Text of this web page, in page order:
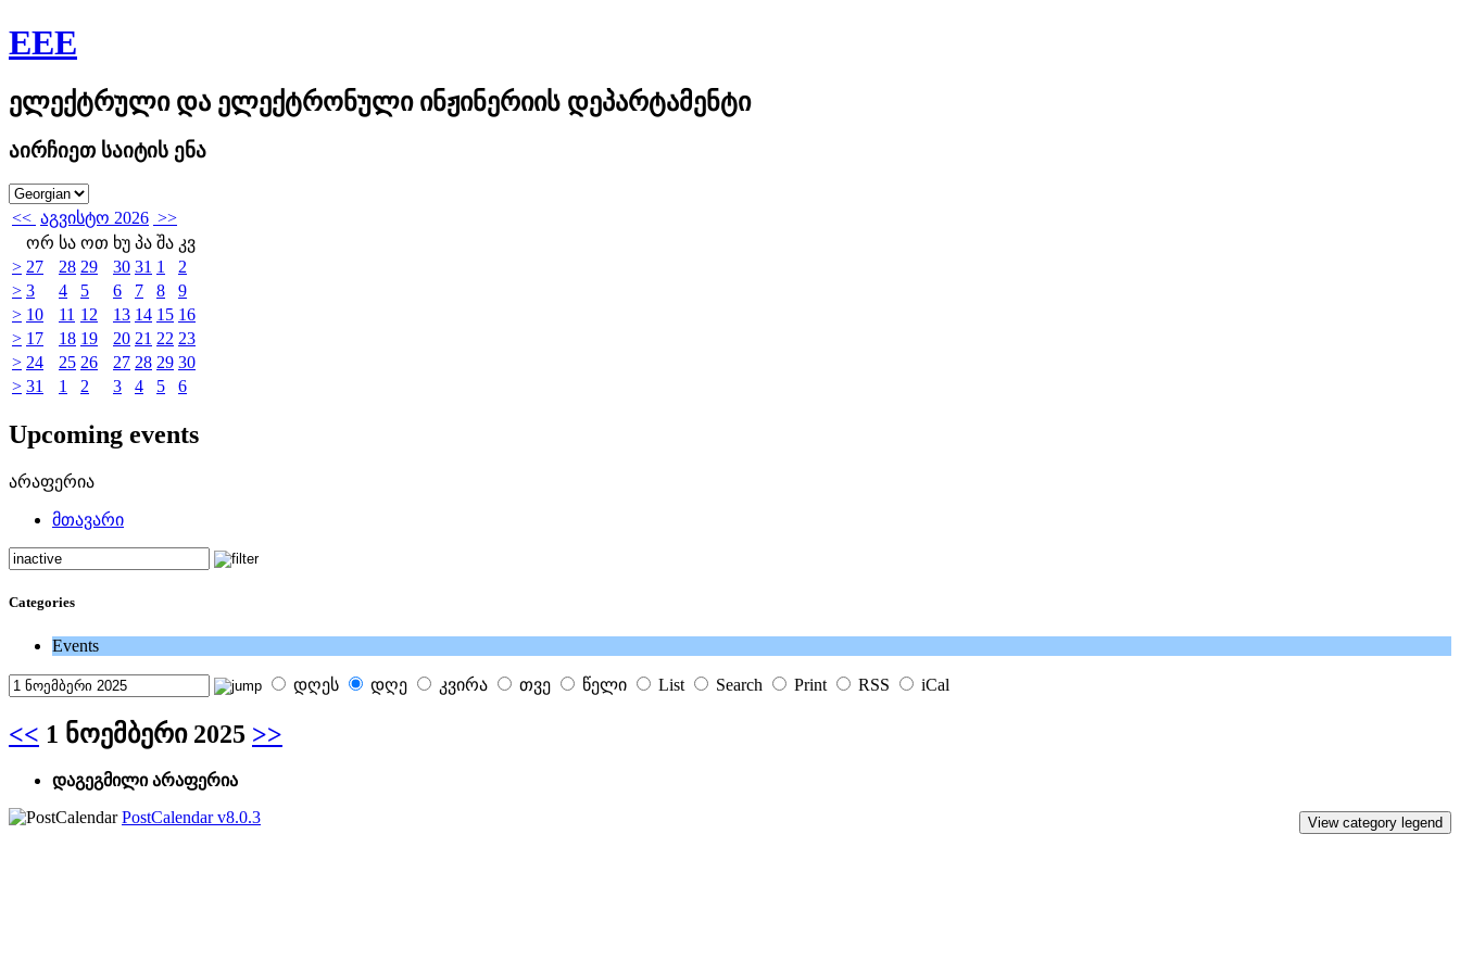
EEE
ელექტრული და ელექტრონული ინჟინერიის დეპარტამენტი
აირჩიეთ საიტის ენა
<< აგვისტო 2026 >>
ორ სა ოთ ხუ პა შა კვ
> 27 28 29 30 31 1
2
> 3 4 5 6 7 8
9
> 10 11 12 13 14 15 16
> 17 18 19 20 21 22 23
> 24 25 26 27 28 29 30
> 31 1 2 3 4 5 6
Upcoming events
არაფერია
მთავარი
Categories
Events
დღეს დღე კვირა თვე წელი List Search Print RSS iCal
<< 1 ნოემბერი 2025 >>
დაგეგმილი არაფერია
View category legend
PostCalendar v8.0.3